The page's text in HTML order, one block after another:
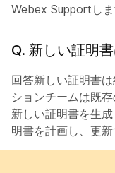
Webex Supportしま
Q. 新しい証明
回答新しい証明書
ションチームは既
新しい証明書を生
明書を計画し、更新